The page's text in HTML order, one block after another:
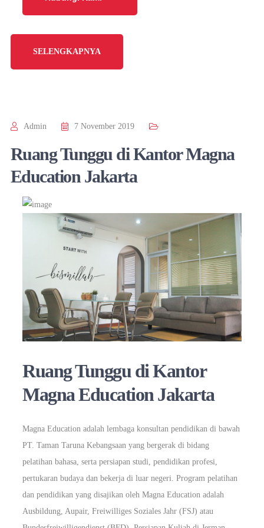
SELENGKAPNYA
Admin 7 November 2019
Ruang Tunggu di Kantor Magna
Education Jakarta
Ruang Tunggu di Kantor
Magna Education Jakarta
Magna Education adalah lembaga konsultan pendidikan di bawah
PT. Taman Taruna Kebangsaan yang bergerak di bidang
pelatihan bahasa, serta persiapan studi, pendidikan profesi,
pertukaran budaya dan bekerja di luar negeri. Program pelatihan
dan pendidikan yang disajikan oleh Magna Education adalah
Ausbildung, Aupair, Freiwilliges Soziales Jahr (FSJ) atau